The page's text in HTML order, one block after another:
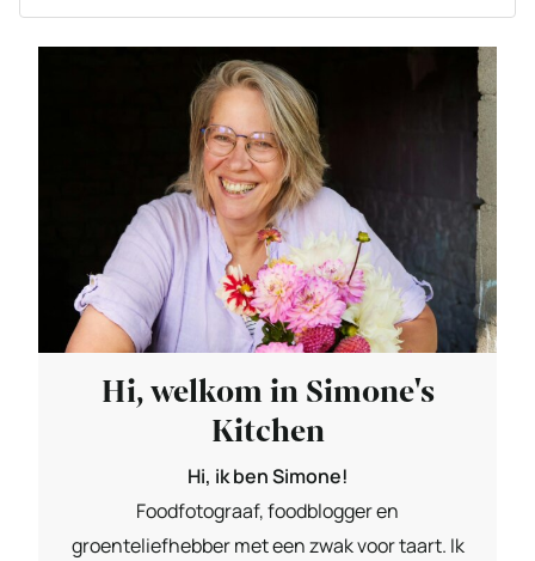
Hi, welkom in Simone's
Kitchen
Hi, ik ben Simone!
Foodfotograaf, foodblogger en
groenteliefhebber met een zwak voor taart. Ik